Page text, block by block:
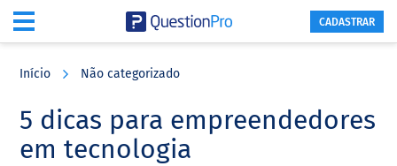
content
sidebar
CADASTRAR
Início Não categorizado
5 dicas para empreendedores
em tecnologia